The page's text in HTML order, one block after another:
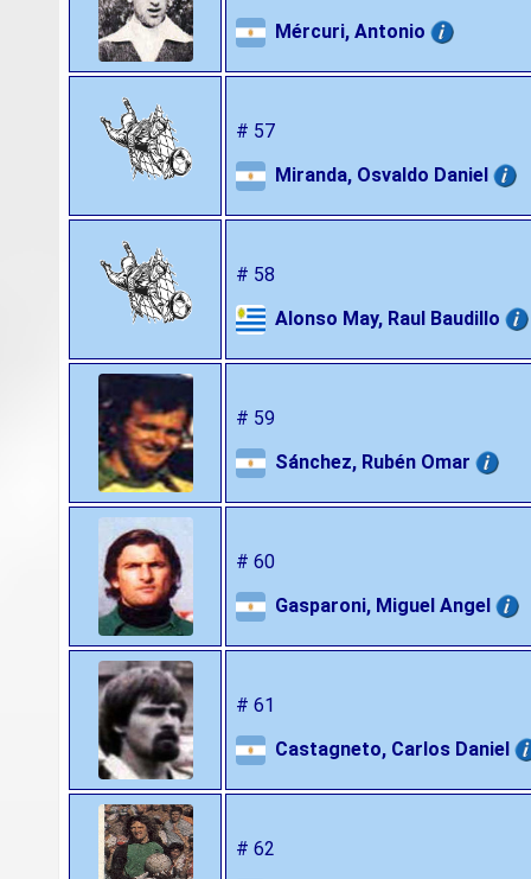
Mércuri, Antonio
# 57
Miranda, Osvaldo Daniel
# 58
Alonso May, Raul Baudillo
# 59
Sánchez, Rubén Omar
# 60
Gasparoni, Miguel Angel
# 61
Castagneto, Carlos Daniel
# 62